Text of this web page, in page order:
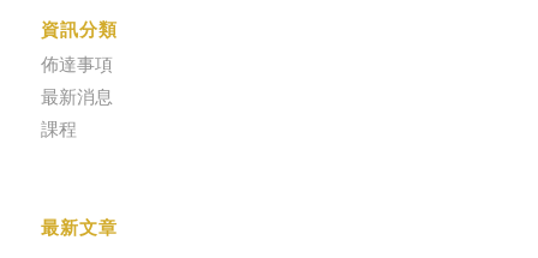
資訊分類
佈達事項
最新消息
課程
最新文章